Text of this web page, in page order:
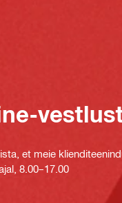
et meie
8.00–17.00